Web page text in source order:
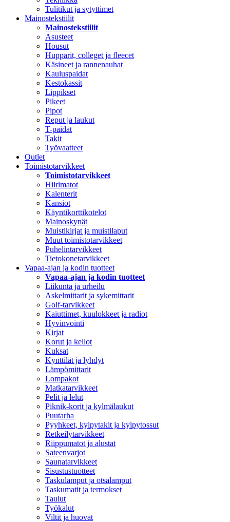
Tulitikut ja sytyttimet
Mainostekstiilit
Mainostekstiilit
Asusteet
Housut
Hupparit, colleget ja fleecet
Käsineet ja rannenauhat
Kauluspaidat
Kestokassit
Lippikset
Pikeet
Pipot
Reput ja laukut
T-paidat
Takit
Työvaatteet
Outlet
Toimistotarvikkeet
Toimistotarvikkeet
Hiirimatot
Kalenterit
Kansiot
Käyntikorttikotelot
Mainoskynät
Muistikirjat ja muistilaput
Muut toimistotarvikkeet
Puhelintarvikkeet
Tietokonetarvikkeet
Vapaa-ajan ja kodin tuotteet
Vapaa-ajan ja kodin tuotteet
Liikunta ja urheilu
Askelmittarit ja sykemittarit
Golf-tarvikkeet
Kaiuttimet, kuulokkeet ja radiot
Hyvinvointi
Kirjat
Korut ja kellot
Kuksat
Kynttilät ja lyhdyt
Lämpömittarit
Lompakot
Matkatarvikkeet
Pelit ja lelut
Piknik-korit ja kylmälaukut
Puutarha
Pyyhkeet, kylpytakit ja kylpytossut
Retkeilytarvikkeet
Riippumatot ja alustat
Sateenvarjot
Saunatarvikkeet
Sisustustuotteet
Taskulamput ja otsalamput
Taskumatit ja termokset
Taulut
Työkalut
Viltit ja huovat